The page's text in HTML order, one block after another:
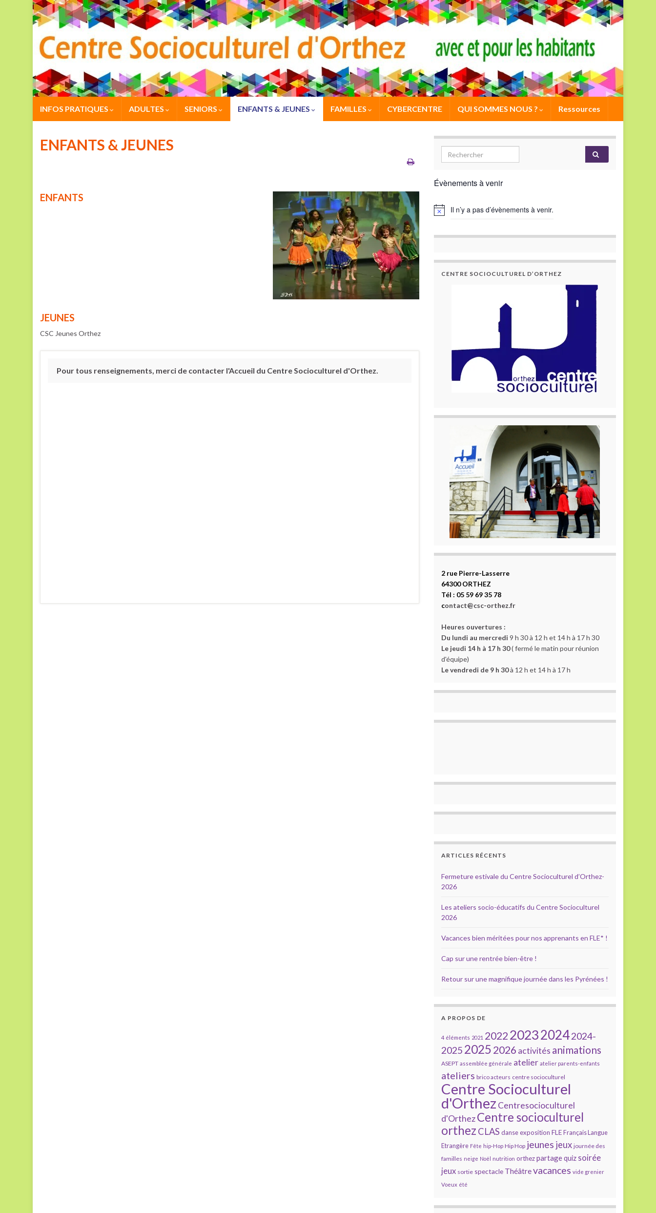
INFOS PRATIQUES ADULTES SENIORS ENFANTS & JEUNES FAMILLES CYBERCENTRE QUI SOMMES NOUS ? Ressources
ENFANTS & JEUNES
ENFANTS
JEUNES
CSC Jeunes Orthez
Pour tous renseignements, merci de contacter l'Accueil du Centre Socioculturel d'Orthez.
Évènements à venir
Il n’y a pas d’évènements à venir.
CENTRE SOCIOCULTUREL D’ORTHEZ
2 rue Pierre-Lasserre
64300 ORTHEZ
Tél : 05 59 69 35 78
contact@csc-orthez.fr
Heures ouvertures :
Du lundi au mercredi 9 h 30 à 12 h et 14 h à 17 h 30
Le jeudi 14 h à 17 h 30( fermé le matin pour réunion
d'équipe)
Le vendredi de 9 h 30à 12 h et 14 h à 17 h
ARTICLES RÉCENTS
Fermeture estivale du Centre Socioculturel d’Orthez-
2026
Les ateliers socio-éducatifs du Centre Socioculturel
2026
Vacances bien méritées pour nos apprenants en FLE* !
Cap sur une rentrée bien-être !
Retour sur une magnifique journée dans les Pyrénées !
A PROPOS DE
4 éléments 2021 2022202320242024-
2025 20252026 activités animations
ASEPT assemblée générale atelier atelier parents-enfants
ateliers brico acteurs centre socioculturel
Centre Socioculturel
d'Orthez Centresocioculturel
d'Orthez Centre socioculturel
orthez CLAS danse exposition FLE Français Langue
Etrangère Fête hip-Hop Hip Hop jeunes jeux journée des
familles neige Noël nutrition orthez partagequiz soirée
jeux sortie spectacle Théâtrevacances vide grenier
Voeux été